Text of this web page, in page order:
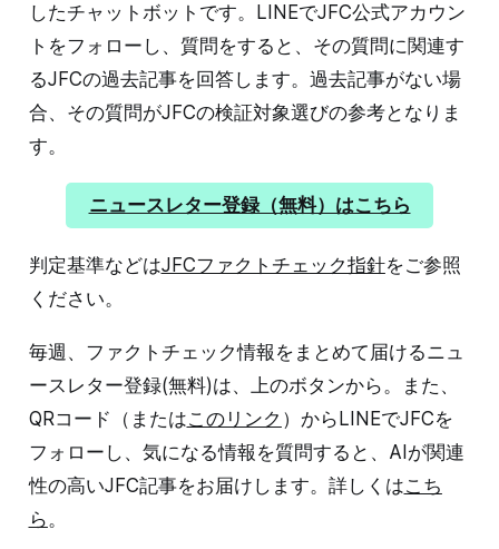
したチャットボットです。LINEでJFC公式アカウン
トをフォローし、質問をすると、その質問に関連す
るJFCの過去記事を回答します。過去記事がない場
合、その質問がJFCの検証対象選びの参考となりま
す。
ニュースレター登録（無料）はこちら
判定基準などはJFCファクトチェック指針をご参照
ください。
毎週、ファクトチェック情報をまとめて届けるニュ
ースレター登録(無料)は、上のボタンから。また、
QRコード（またはこのリンク ）からLINEでJFCを
フォローし、気になる情報を質問すると、AIが関連
性の高いJFC記事をお届けします。詳しくはこち
ら。